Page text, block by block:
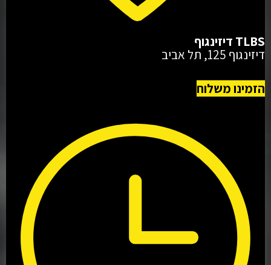
TLBS דיזינגוף
דיזינגוף 125, תל אביב
הזמינו משלוח